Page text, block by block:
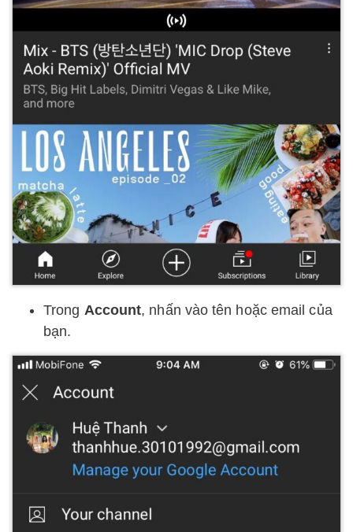
Trong Account, nhấn vào tên hoặc email của
bạn.